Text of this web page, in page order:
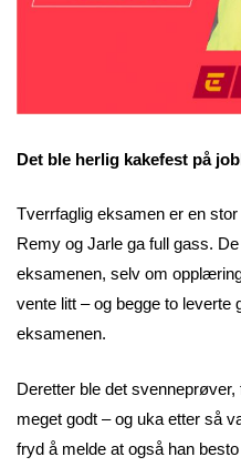
Det ble herlig kakefest på
Tverrfaglig eksamen er en
Remy og Jarle ga full gass.
eksamenen, selv om
vente litt – og begge to leverte
eksamenen.
Deretter ble det
meget godt – og uka etter så
fryd å melde at også han